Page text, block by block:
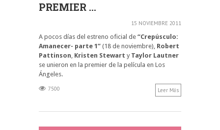
PREMIER ...
15 NOVIEMBRE 2011
A pocos días del estreno oficial de “Crepúsculo:
Amanecer- parte 1” (18 de noviembre), Robert
Pattinson, Kristen Stewart y Taylor Lautner
se unieron en la premier de la película en Los
Ángeles.
7500 Leer Más